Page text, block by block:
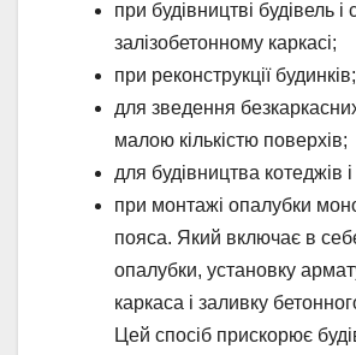
при будівництві будівель і
залізобетонному каркасі;
при реконструкції будинків;
для зведення
малою кількістю поверхів;
для будівництва котеджів
при монтажі опалубки
пояса. Який включає в
опалубки, установку
каркаса і заливку
Цей спосіб прискорює